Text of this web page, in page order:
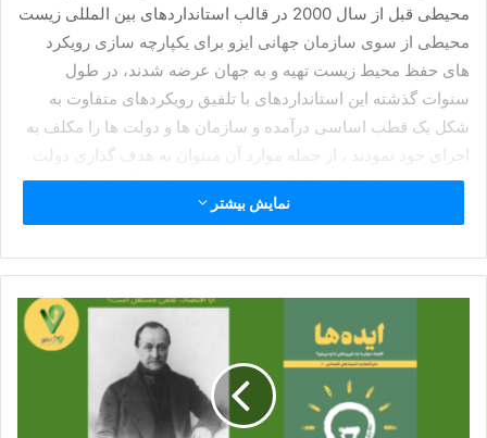
محیطی قبل از سال 2000 در قالب استانداردهای بین المللی زیست
محیطی از سوی سازمان جهانی ایزو برای یکپارچه سازی رویکرد
های حفظ محیط زیست تهیه و به جهان عرضه شدند، در طول
سنوات گذشته این استانداردهای با تلفیق رویکردهای متفاوت به
شکل یک قطب اساسی درآمده و سازمان ها و دولت ها را مکلف به
اجرای خود نمودند ، از جمله موارد آن میتوان به هدف گذاری دولت
کانادا در افق 2030 و 2050 برای تولید صفر کربن آزاد اشاره نمود ،
اما به واقع در این رویکرد یک سازمان تولیدی و یا خدماتی باید چکار
در این شماره بر آن هستم تا بتوانم به توضیح رویکردهای اصلی و
بهینه توسعه پایدار پرداخته و اندک اشاره ایی به شرایط آنها نمایم.
یکی از مبانی و مفاهیمی که دارای ارتباط تنگاتنگ با توسعه پایدار
است مفهوم ارزیابی چرخه حیات میباشد که عبارت است از ” روشی
برای ارزیابی اثرات زیست محیطی مرتبط با تمام مراحل چرخه عمر
نمایش بیشتر